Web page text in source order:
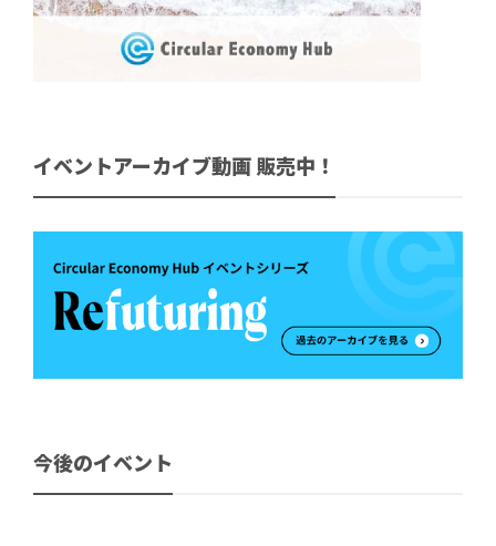
イベントアーカイブ動画 販売中！
今後のイベント